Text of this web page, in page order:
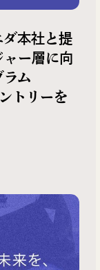
本社と提
ャー層に向
ラム
トリーを